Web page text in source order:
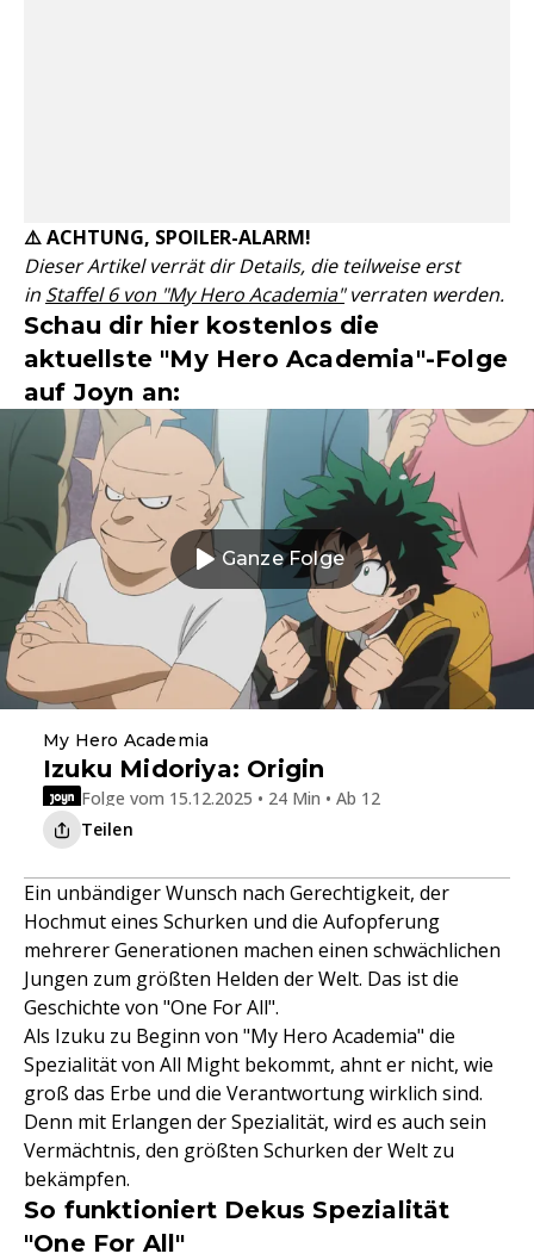
⚠️ ACHTUNG, SPOILER-ALARM!
Dieser Artikel verrät dir Details, die teilweise erst
in Staffel 6 von "My Hero Academia"verraten werden.
Schau dir hier kostenlos die
aktuellste "My Hero Academia"-Folge
auf Joyn an:
Ganze Folge
My Hero Academia
Izuku Midoriya: Origin
Folge vom 15.12.2025 • 24 Min • Ab 12
Teilen
Ein unbändiger Wunsch nach Gerechtigkeit, der
Hochmut eines Schurken und die Aufopferung
mehrerer Generationen machen einen schwächlichen
Jungen zum größten Helden der Welt. Das ist die
Geschichte von "One For All".
Als Izuku zu Beginn von "My Hero Academia" die
Spezialität von All Might bekommt, ahnt er nicht, wie
groß das Erbe und die Verantwortung wirklich sind.
Denn mit Erlangen der Spezialität, wird es auch sein
Vermächtnis, den größten Schurken der Welt zu
bekämpfen.
So funktioniert Dekus Spezialität
"One For All"